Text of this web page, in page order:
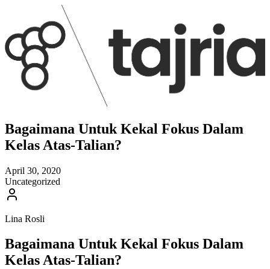
Bagaimana Untuk Kekal Fokus Dalam
Kelas Atas-Talian?
April 30, 2020
Uncategorized
Lina Rosli
Bagaimana Untuk Kekal Fokus Dalam
Kelas Atas-Talian?